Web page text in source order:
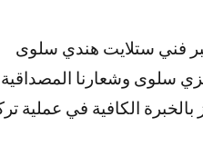
فني ستلايت هندي سلوى
وشعارنا المصداقية
بالخبرة الكافية في